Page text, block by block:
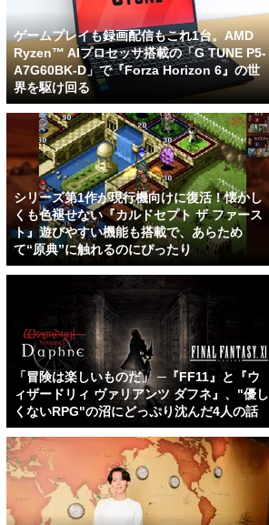
ゲームプレイも録画配信もこれ1台。AMD
Ryzen™ AIプロセッサ搭載の「G TUNE P5-
A7G60BK-D」で『Forza Horizon 6』の世
界を駆け回る
シリーズ第1作が現行機向けに復活！懐かし
くも色褪せない『カルドセプト ザ ファース
ト』遊びやすい機能も搭載で、あらため
て“原典”に触れるのにぴったり
「冒険は楽しいものだ」 ─『FF11』と『ウ
ィザードリィ ヴァリアンツ ダフネ』、"優し
くないRPG"の沼にどっぷり沈んだ4人の話